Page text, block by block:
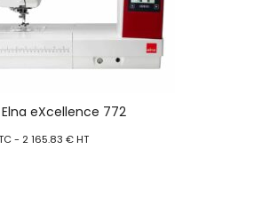
eXcellence 772
- 2 165.83 €HT